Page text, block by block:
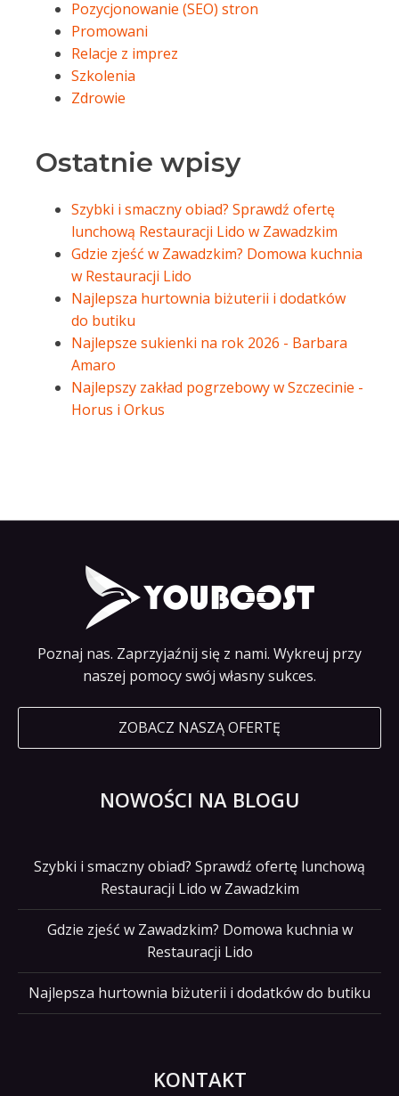
Pozycjonowanie (SEO) stron
Promowani
Relacje z imprez
Szkolenia
Zdrowie
Ostatnie wpisy
Szybki i smaczny obiad? Sprawdź ofertę
lunchową Restauracji Lido w Zawadzkim
Gdzie zjeść w Zawadzkim? Domowa kuchnia
w Restauracji Lido
Najlepsza hurtownia biżuterii i dodatków
do butiku
Najlepsze sukienki na rok 2026 - Barbara
Amaro
Najlepszy zakład pogrzebowy w Szczecinie -
Horus i Orkus
Poznaj nas. Zaprzyjaźnij się z nami. Wykreuj przy
naszej pomocy swój własny sukces.
ZOBACZ NASZĄ OFERTĘ
NOWOŚCI NA BLOGU
Szybki i smaczny obiad? Sprawdź ofertę lunchową
Restauracji Lido w Zawadzkim
Gdzie zjeść w Zawadzkim? Domowa kuchnia w
Restauracji Lido
Najlepsza hurtownia biżuterii i dodatków do butiku
KONTAKT